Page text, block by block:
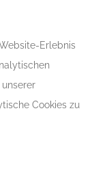
Erlebnis
Cookies zu